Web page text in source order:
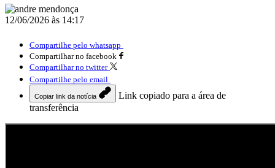
12/06/2026 às 14:17
Compartilhe pelo whatsapp
Compartilhar no facebook
Compartilhar no twitter
Compartilhe pelo email
Copiar link da notícia
Link copiado para a área de
transferência